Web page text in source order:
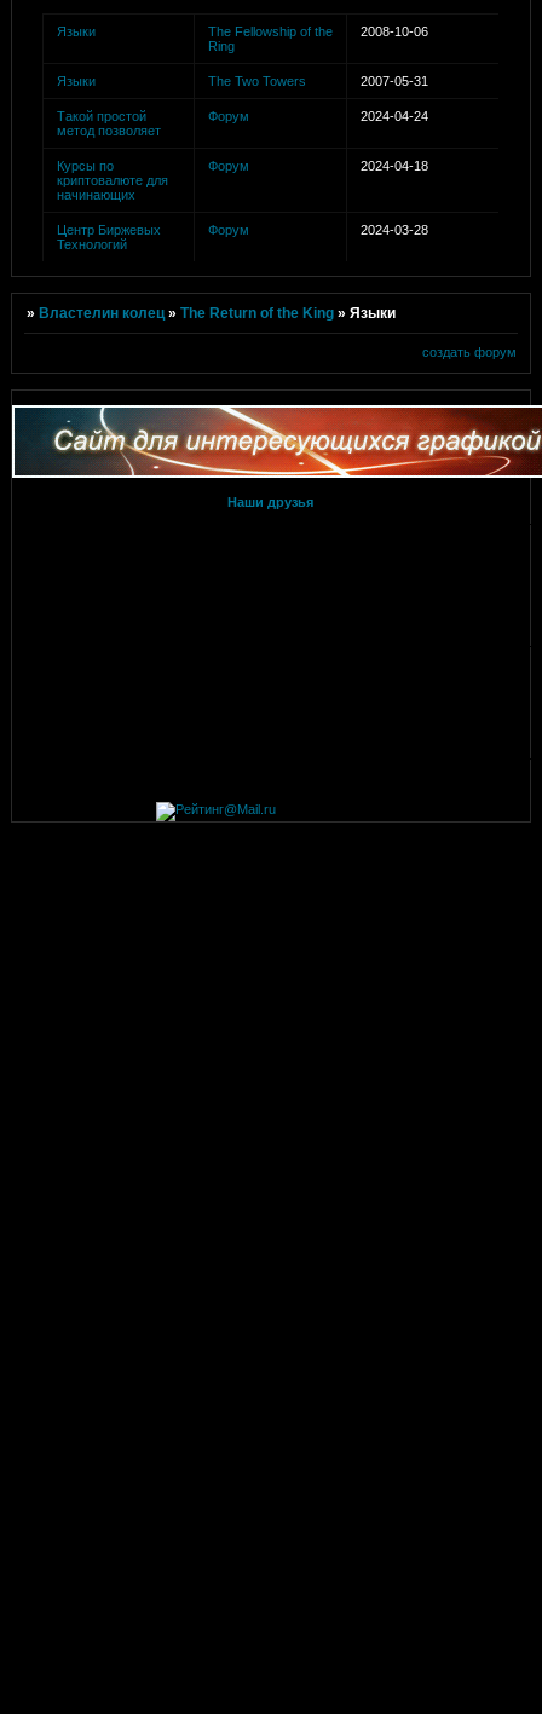
Языки
The Fellowship of the
Ring
2008-10-06
Языки The Two Towers 2007-05-31
Такой простой
метод позволяет
Форум 2024-04-24
Курсы по
криптовалюте для
начинающих
Форум 2024-04-18
Центр Биржевых
Технологий
Форум 2024-03-28
» Властелин колец »The Return of the King »Языки
создать форум
Наши друзья